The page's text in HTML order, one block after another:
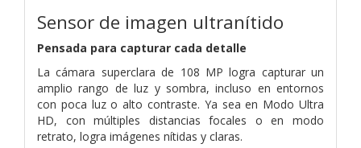
Sensor de imagen ultranítido
Pensada para capturar cada detalle
La cámara superclara de 108 MP logra capturar un
amplio rango de luz y sombra, incluso en entornos
con poca luz o alto contraste. Ya sea en Modo Ultra
HD, con múltiples distancias focales o en modo
retrato, logra imágenes nítidas y claras.